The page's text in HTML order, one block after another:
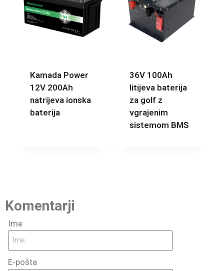
Kamada Power
12V 200Ah
natrijeva ionska
baterija
36V 100Ah
litijeva baterija
za golf z
vgrajenim
sistemom BMS
Komentarji
Ime
E-pošta